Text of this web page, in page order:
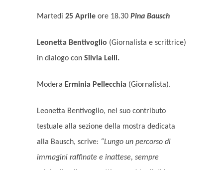
Martedi 25 Aprile ore 18.30 Pina Bausch
Leonetta Bentivoglio (Giornalista e scrittrice)
in dialogo con Silvia Lelli.
Modera Erminia Pellecchia (Giornalista).
Leonetta Bentivoglio, nel suo contributo
testuale alla sezione della mostra dedicata
alla Bausch, scrive: “Lungo un percorso di
immagini raffinate e inattese, sempre